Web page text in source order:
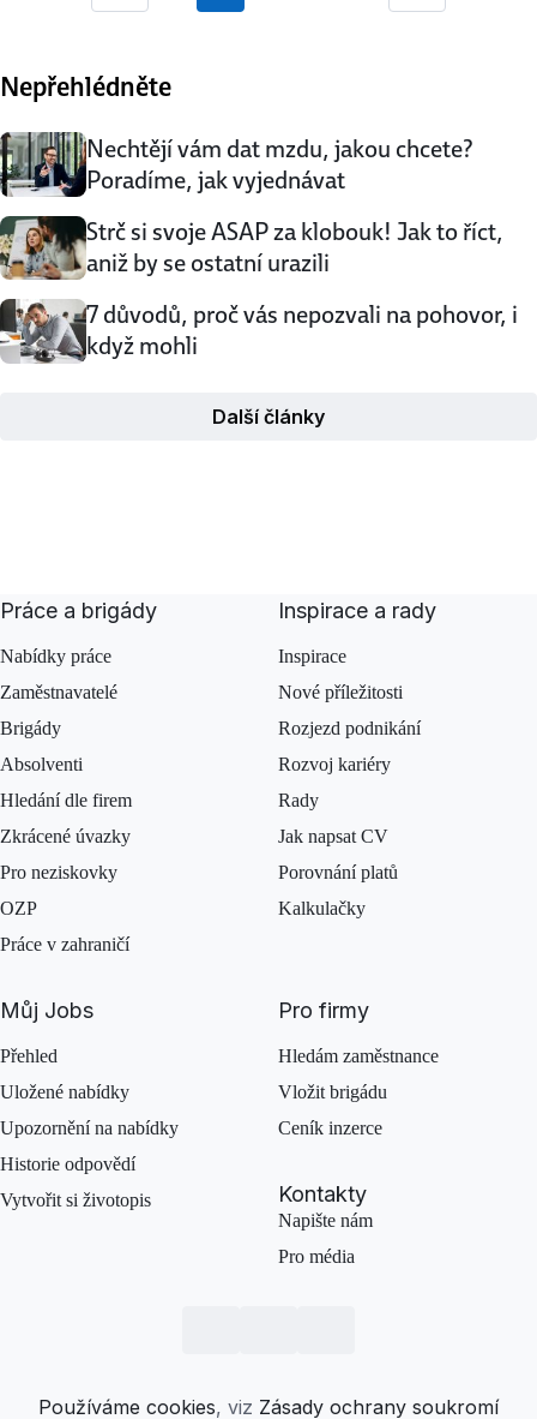
práce s určitým programem, jazyková vybavenost nebo
Nepřehlédněte
Nechtějí vám dat mzdu, jakou chcete?
Poradíme, jak vyjednávat
Strč si svoje ASAP za klobouk! Jak to říct,
aniž by se ostatní urazili
7 důvodů, proč vás nepozvali na pohovor, i
když mohli
Další články
Práce a brigády
Nabídky práce
Zaměstnavatelé
Brigády
Absolventi
Hledání dle firem
Zkrácené úvazky
Pro neziskovky
OZP
Práce v zahraničí
Inspirace a rady
Inspirace
Nové příležitosti
Rozjezd podnikání
Rozvoj kariéry
Rady
Jak napsat CV
Porovnání platů
Kalkulačky
Můj Jobs
Přehled
Uložené nabídky
Upozornění na nabídky
Historie odpovědí
Vytvořit si životopis
Pro firmy
Hledám zaměstnance
Vložit brigádu
Ceník inzerce
Kontakty
Napište nám
Pro média
Používáme cookies, viz Zásady ochrany soukromí